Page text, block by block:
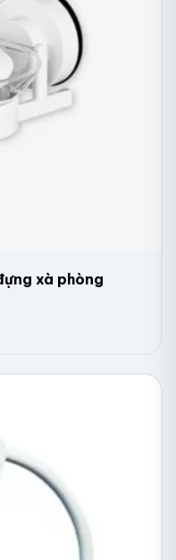
xà phòng